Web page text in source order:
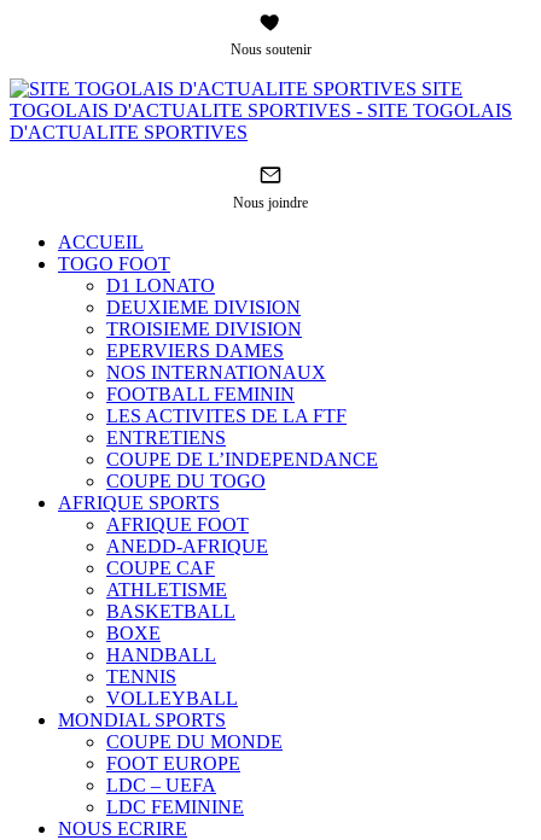
Nous soutenir
SITE
TOGOLAIS D'ACTUALITE SPORTIVES - SITE TOGOLAIS
D'ACTUALITE SPORTIVES
Nous joindre
ACCUEIL
TOGO FOOT
D1 LONATO
DEUXIEME DIVISION
TROISIEME DIVISION
EPERVIERS DAMES
NOS INTERNATIONAUX
FOOTBALL FEMININ
LES ACTIVITES DE LA FTF
ENTRETIENS
COUPE DE L’INDEPENDANCE
COUPE DU TOGO
AFRIQUE SPORTS
AFRIQUE FOOT
ANEDD-AFRIQUE
COUPE CAF
ATHLETISME
BASKETBALL
BOXE
HANDBALL
TENNIS
VOLLEYBALL
MONDIAL SPORTS
COUPE DU MONDE
FOOT EUROPE
LDC – UEFA
LDC FEMININE
NOUS ECRIRE